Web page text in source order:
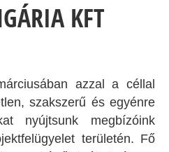
KFT
azzal a céllal
szakszerű és egyénre
nyújtsunk megbízóink
területén. Fő